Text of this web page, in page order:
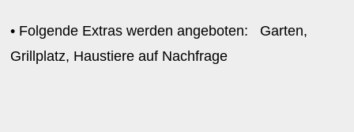
• Folgende Extras werden angeboten: Garten,
Grillplatz, Haustiere auf Nachfrage